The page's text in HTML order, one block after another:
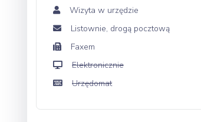
Wizyta w urzędzie
Listownie, drogą pocztową
Faxem
Elektronicznie
Urzędomat